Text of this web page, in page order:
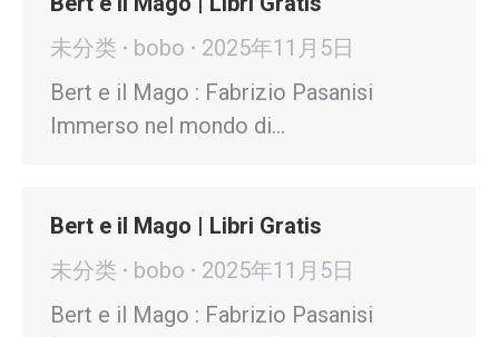
未分类
bobo
2025年11月5日
Bert e il Mago : Fabrizio Pasanisi
Immerso nel mondo di…
Bert e il Mago | Libri Gratis
未分类
bobo
2025年11月5日
Bert e il Mago : Fabrizio Pasanisi